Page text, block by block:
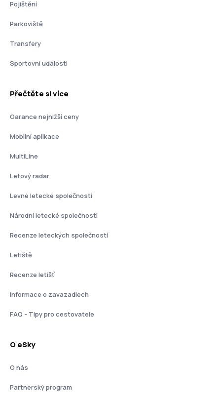
Pojištění
Parkoviště
Transfery
Sportovní události
Přečtěte si více
Garance nejnižší ceny
Mobilní aplikace
MultiLine
Letový radar
Levné letecké společnosti
Národní letecké společnosti
Recenze leteckých společností
Letiště
Recenze letišť
Informace o zavazadlech
FAQ - Tipy pro cestovatele
O eSky
O nás
Partnerský program